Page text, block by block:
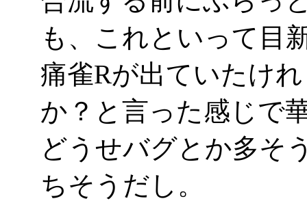
も、これといって目
痛雀Rが出ていたけ
か？と言った感じで
どうせバグとか多そ
ちそうだし。